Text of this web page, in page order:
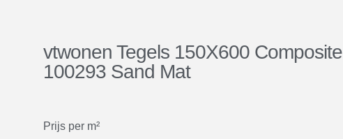
vtwonen Tegels 150X600 Composite
100293 Sand Mat
Prijs per m²